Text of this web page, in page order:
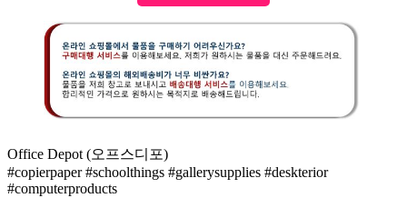
Office Depot (오프스디포)
#copierpaper #schoolthings #gallerysupplies #deskterior
#computerproducts